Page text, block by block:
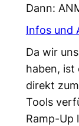
Dann:
Infos und
Da wir
haben, ist
direkt
Tools
Ramp-Up